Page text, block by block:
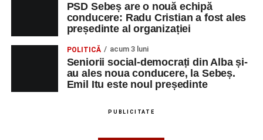
PSD Sebeș are o nouă echipă
conducere: Radu Cristian a fost ales
președinte al organizației
POLITICĂ acum 3 luni
Seniorii social-democrați din Alba și-
au ales noua conducere, la Sebeș.
Emil Itu este noul președinte
PUBLICITATE